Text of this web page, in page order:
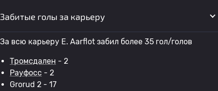
Забитые голы за карьеру
За всю карьеру E. Aarflot забил более 35 гол/голов
Тромсдален - 2
Рауфосс - 2
Grorud 2 - 17